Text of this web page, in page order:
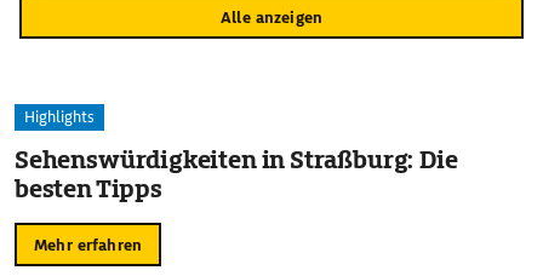
Alle anzeigen
Highlights
Sehenswürdigkeiten in Straßburg: Die
besten Tipps
Mehr erfahren